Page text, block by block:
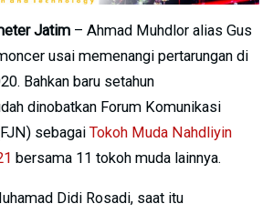
Jatim – Ahmad Muhdlor alias Gus
usai memenangi pertarungan di
Bahkan baru setahun
dinobatkan Forum Komunikasi
sebagai Tokoh Muda Nahdliyin
bersama 11 tokoh muda lainnya.
Didi Rosadi, saat itu